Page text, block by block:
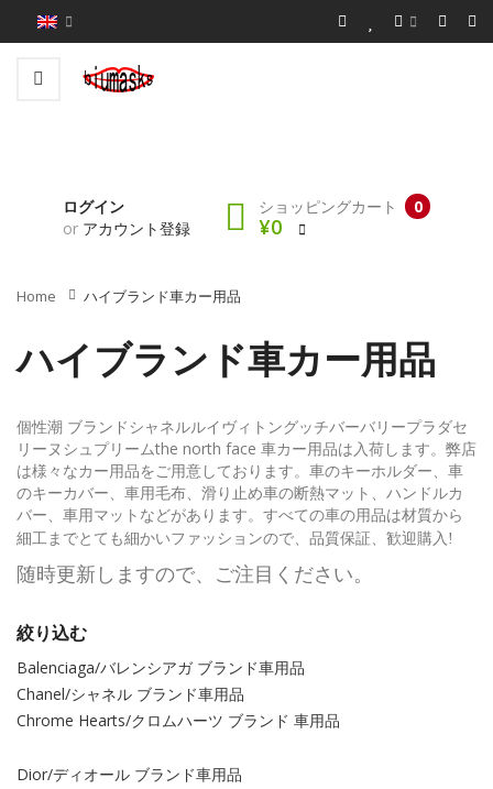
ログイン
or アカウント登録
0
ショッピングカート
¥0
Home ハイブランド車カー用品
ハイブランド車カー用品
個性潮 ブランドシャネルルイヴィトングッチバーバリープラダセ
リーヌシュプリームthe north face 車カー用品は入荷します。弊店
は様々なカー用品をご用意しております。車のキーホルダー、車
のキーカバー、車用毛布、滑り止め車の断熱マット、ハンドルカ
バー、車用マットなどがあります。 すべての車の用品は材質から
細工までとても細かいファッションので、品質保証、歓迎購入!
随時更新しますので、ご注目ください。
絞り込む
Balenciaga/バレンシアガ ブランド車用品
Chanel/シャネル ブランド車用品
Chrome Hearts/クロムハーツ ブランド 車用品
Dior/ディオール ブランド車用品